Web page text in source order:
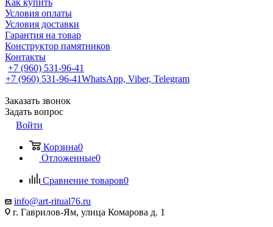
Как купить
Условия оплаты
Условия доставки
Гарантия на товар
Конструктор памятников
Контакты
+7 (960) 531-96-41
+7 (960) 531-96-41WhatsApp, Viber, Telegram
Заказать звонок
Задать вопрос
Войти
Корзина0
Отложенные0
Сравнение товаров0
info@art-ritual76.ru
г. Гаврилов-Ям, улица Комарова д. 1